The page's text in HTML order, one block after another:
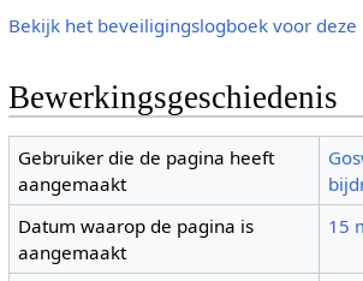
Bekijk het beveiligingslogboek voor deze
Bewerkingsgeschiedenis
Gebruiker die de pagina heeft
aangemaakt
Datum waarop de pagina is
aangemaakt
15